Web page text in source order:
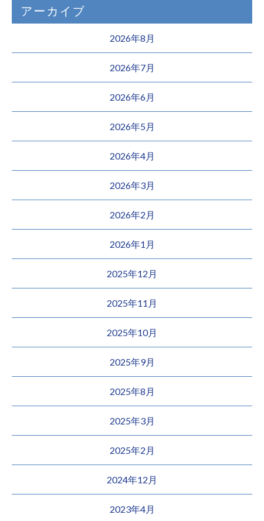
アーカイブ
2026年8月
2026年7月
2026年6月
2026年5月
2026年4月
2026年3月
2026年2月
2026年1月
2025年12月
2025年11月
2025年10月
2025年9月
2025年8月
2025年3月
2025年2月
2024年12月
2023年4月